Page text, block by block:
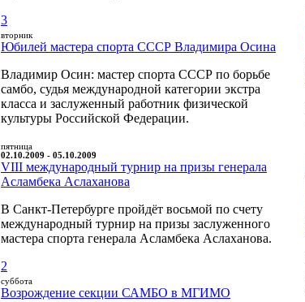
3
вторник
Юбилей мастера спорта СССР Владимира Осина
Владимир Осин: мастер спорта СССР по борьбе
самбо, судья международной категории экстра
класса и заслуженный работник физической
культуры Российской Федерации.
пятница
02.10.2009 - 05.10.2009
VIII международный турнир на призы генерала
Асламбека Аслаханова
В Санкт-Петербурге пройдёт восьмой по счету
международный турнир на призы заслуженного
мастера спорта генерала Асламбека Аслаханова.
2
суббота
Возрождение секции САМБО в МГИМО